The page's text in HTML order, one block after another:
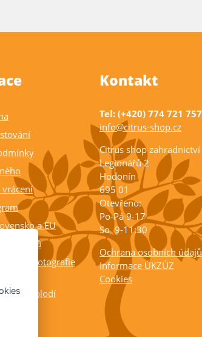
vrácení
a EU
a citrusů
a fotografie
a plodí
Kontakt
Tel: (+420) 774 721 757
info@citrus-shop.cz
Citrus shop zahradnictví
Legionářů 2
Hodonín
695 01
Otevřeno:
Po-Pá 9-17
So 9-11:30
Ochrana osobních údajů
Informace ÚKZÚZ
Cookies